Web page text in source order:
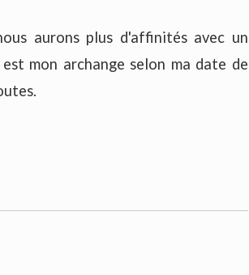
aurons plus d'affinités avec un
mon archange selon ma date de